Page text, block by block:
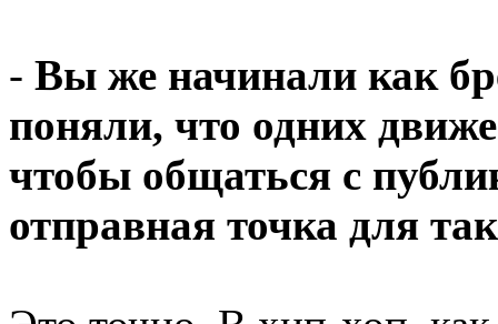
- Вы же начинали как
поняли, что одних
чтобы общаться с
отправная точка для